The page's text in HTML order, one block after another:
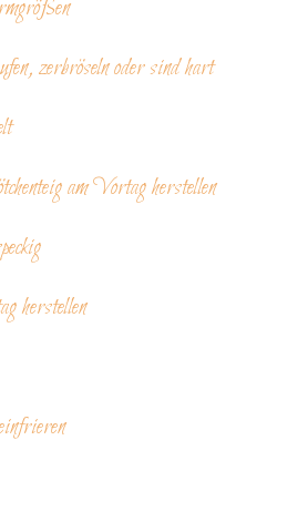
zerbröseln oder sind hart
am Vortag herstellen
herstellen